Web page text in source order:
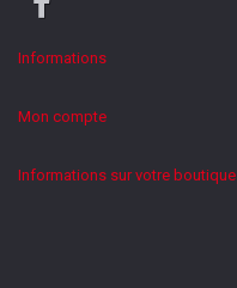
Informations
Mon compte
Informations sur votre boutique